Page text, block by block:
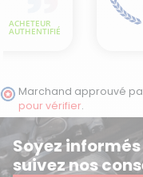
Marchand approuvé
pour vérifier.
Soyez
suivez nos